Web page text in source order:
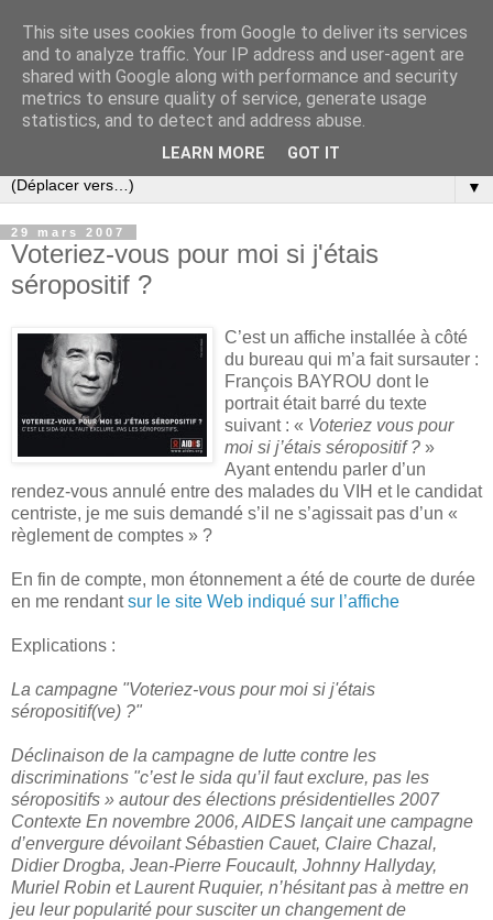
Slovar les Nouvelles
Blog citoyen d'informations, de décryptages et de
commentaires depuis 2005
▼
29 mars 2007
Voteriez-vous pour moi si j'étais
séropositif ?
C’est un affiche installée à côté
du bureau qui m’a fait sursauter :
François BAYROU dont le
portrait était barré du texte
suivant : « Voteriez vous pour
moi si j’étais séropositif ? »
Ayant entendu parler d’un
rendez-vous annulé entre des malades du VIH et le candidat
centriste, je me suis demandé s’il ne s’agissait pas d’un «
règlement de comptes » ?
En fin de compte, mon étonnement a été de courte de durée
en me rendantsur le site Web indiqué sur l’affiche
Explications :
La campagne "Voteriez-vous pour moi si j'étais
séropositif(ve) ?"
Déclinaison de la campagne de lutte contre les
discriminations "c’est le sida qu’il faut exclure, pas les
séropositifs » autour des élections présidentielles 2007
Contexte En novembre 2006, AIDES lançait une campagne
d’envergure dévoilant Sébastien Cauet, Claire Chazal,
Didier Drogba, Jean-Pierre Foucault, Johnny Hallyday,
Muriel Robin et Laurent Ruquier, n’hésitant pas à mettre en
jeu leur popularité pour susciter un changement de
This site uses cookies from Google to deliver its services
and to analyze traffic. Your IP address and user-agent are
shared with Google along with performance and security
metrics to ensure quality of service, generate usage
statistics, and to detect and address abuse.
LEARN MORE GOT IT